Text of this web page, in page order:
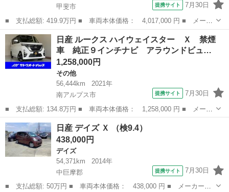
甲斐市
提携サイト 7月30日
■ 支払総額: 419.9万円 ■ 車両本体価格： 4,017,000 円 ■ メーカ
ー名： 日産 ■ 車種名： セレナ ■ グレード名： ｅ－パワー
ハイウェイスターＶ 登録済未使用車 純正１２．３型ディスプレ
イ 両側電...
山梨 甲斐市 セレナ
日産 ルークス ハイウェイスター Ｘ 禁煙
車 純正９インチナビ アラウンドビュ…
1,258,000円
その他
56,444km
2021年
南アルプス市
提携サイト 7月30日
■ 支払総額: 134.8万円 ■ 車両本体価格： 1,258,000 円 ■ メーカ
ー名： 日産 ■ 車種名： ルークス ■ グレード名： ハイウェイ
スター Ｘ 禁煙車 純正９インチナビ アラウンドビューカメラ
両側パワ...
山梨 南アルプス市 その他
日産 デイズ Ｘ （検9.4）
438,000円
デイズ
54,371km
2014年
中巨摩郡
提携サイト 7月30日
■ 支払総額: 50万円 ■ 車両本体価格： 438,000 円 ■ メーカー